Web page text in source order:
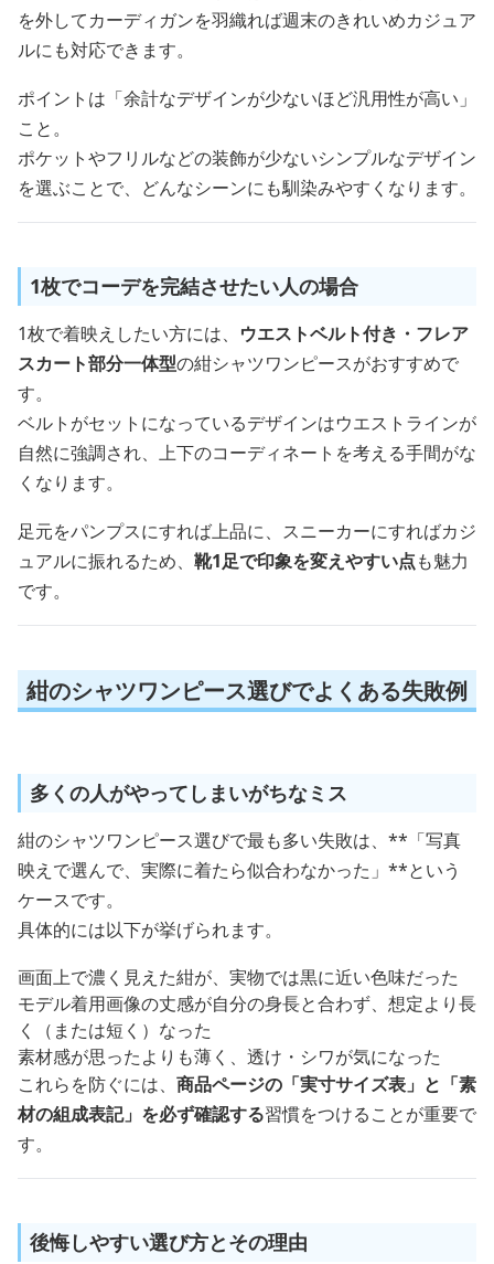
を外してカーディガンを羽織れば週末のきれいめカジュア
ルにも対応できます。
ポイントは「余計なデザインが少ないほど汎用性が高い」
こと。
ポケットやフリルなどの装飾が少ないシンプルなデザイン
を選ぶことで、どんなシーンにも馴染みやすくなります。
1枚でコーデを完結させたい人の場合
1枚で着映えしたい方には、 ウエストベルト付き・フレア
スカート部分一体型の紺シャツワンピースがおすすめで
す。
ベルトがセットになっているデザインはウエストラインが
自然に強調され、上下のコーディネートを考える手間がな
くなります。
足元をパンプスにすれば上品に、スニーカーにすればカジ
ュアルに振れるため、 靴1足で印象を変えやすい点も魅力
です。
紺のシャツワンピース選びでよくある失敗例
多くの人がやってしまいがちなミス
紺のシャツワンピース選びで最も多い失敗は、**「写真
映えで選んで、実際に着たら似合わなかった」**という
ケースです。
具体的には以下が挙げられます。
画面上で濃く見えた紺が、実物では黒に近い色味だった
モデル着用画像の丈感が自分の身長と合わず、想定より長
く（または短く）なった
素材感が思ったよりも薄く、透け・シワが気になった
これらを防ぐには、 商品ページの「実寸サイズ表」と「素
材の組成表記」を必ず確認する習慣をつけることが重要で
す。
後悔しやすい選び方とその理由